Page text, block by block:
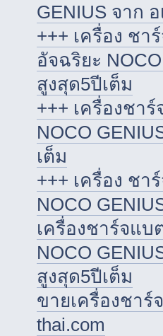
GENIUS จาก
+++ เครื่อง ชา
อัจฉริยะ
สูงสุด5ปีเต็ม
+++ เครื่องชา
NOCO
เต็ม
+++ เครื่อง ช
NOCO
เครื่องชาร์จแ
NOCO
สูงสุด5ปีเต็ม
ขายเครื่องชา
thai.com